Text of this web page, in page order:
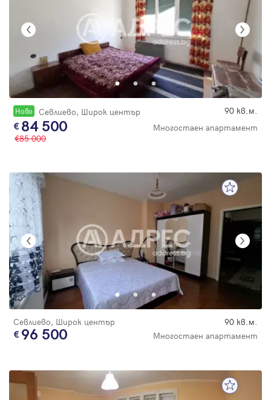
Новo Севлиево, Широк център 90 кв.м.
84 500
Многостаен апартамент
85 000
Севлиево, Широк център 90 кв.м.
96 500 Многостаен апартамент